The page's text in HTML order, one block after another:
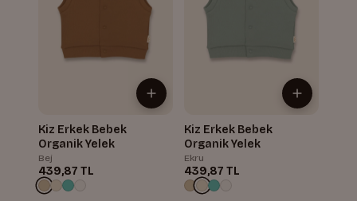
Kiz Erkek Bebek
Organik Yelek
Bej
439,87 TL
Kiz Erkek Bebek
Organik Yelek
Ekru
439,87 TL